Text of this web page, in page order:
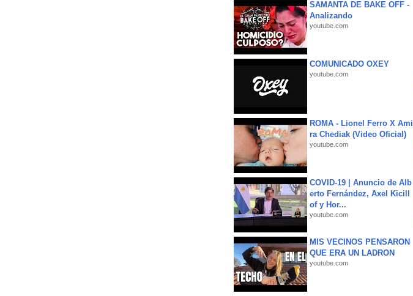
SAMANTA DE BAKE OFF -
Analizando
youtube.com
COMUNICADO OXEY
youtube.com
ROMA - Lionel Ferro X Ami
ra Chediak (Video Oficial)
youtube.com
COVID-19 | Anuncio de Alb
erto Fernández, Axel Kicill
of y Hor...
youtube.com
MIS VECINOS PENSARON
QUE ERA UN LADRON
youtube.com